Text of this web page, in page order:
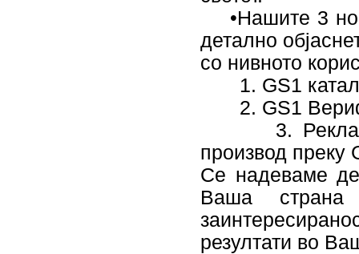
•Нашите 3
детално
со нивното
1. GS1
2. GS1
3.
производ
Се надеваме
Ваша страна
резултати во